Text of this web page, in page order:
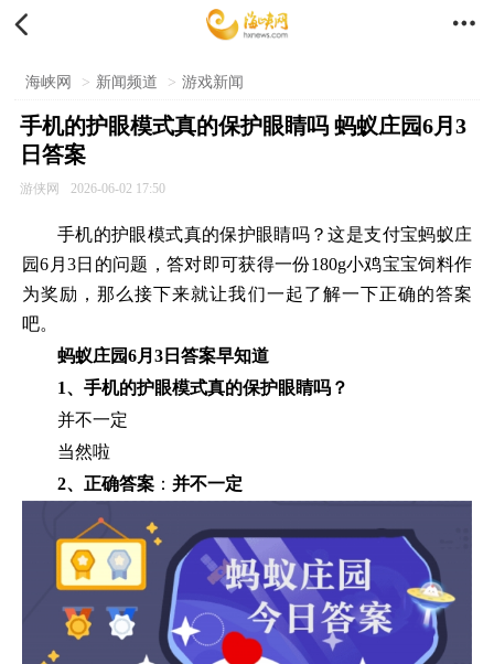
 
海峡网 > 新闻频道 > 游戏新闻
手机的护眼模式真的保护眼睛吗 蚂蚁庄园6月3
日答案
游侠网 2026-06-02 17:50
手机的护眼模式真的保护眼睛吗？这是支付宝蚂蚁庄
园6月3日的问题，答对即可获得一份180g小鸡宝宝饲料作
为奖励，那么接下来就让我们一起了解一下正确的答案
吧。
蚂蚁庄园6月3日答案早知道
1、手机的护眼模式真的保护眼睛吗？
并不一定
当然啦
2、正确答案 ： 并不一定